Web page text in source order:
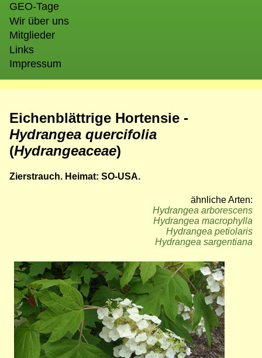
GEO-Tage
Wir über uns
Mitglieder
Links
Impressum
Eichenblättrige Hortensie -
Hydrangea quercifolia
(Hydrangeaceae)
Zierstrauch. Heimat: SO-USA.
ähnliche Arten:
Hydrangea arborescens
Hydrangea macrophylla
Hydrangea petiolaris
Hydrangea sargentiana
Bild